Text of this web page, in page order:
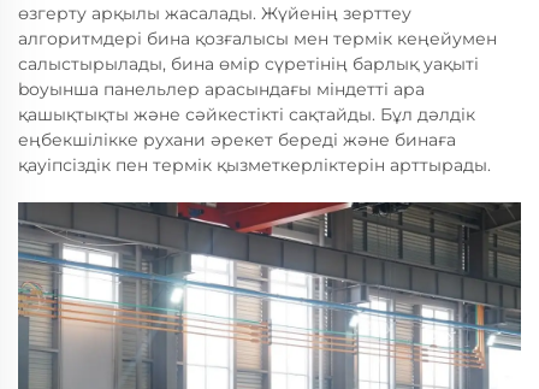
өзгерту арқылы жасалады. Жүйенің зерттеу
алгоритмдері бина қозғалысы мен термік кеңейумен
салыстырылады, бина өмір сүретінің барлық уақыті
boyынша панельлер арасындағы міндетті ара
қашықтықты және сәйкестікті сақтайды. Бұл дәлдік
еңбекшілікке рухани әрекет береді және бинаға
қауіпсіздік пен термік қызметкерліктерін арттырады.